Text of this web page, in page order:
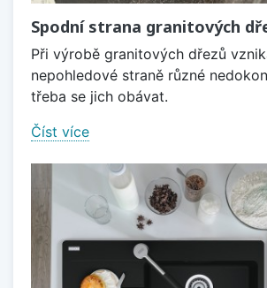
Spodní strana granitových
Při výrobě granitových dřezů
nepohledové straně různé
třeba se jich obávat.
Číst více